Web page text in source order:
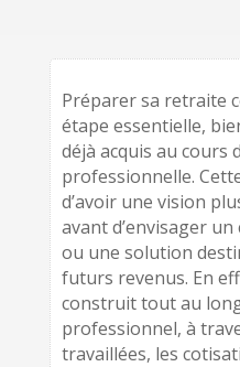
Préparer sa retraite
étape essentielle,
déjà acquis au cours
professionnelle.
d’avoir une vision
avant d’envisager
ou une solution
futurs revenus. En
construit tout au
professionnel, à
travaillées, les